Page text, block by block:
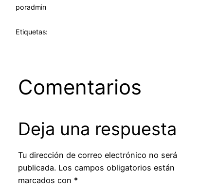
poradmin
Etiquetas:
Comentarios
Deja una respuesta
Tu dirección de correo electrónico no será
publicada. Los campos obligatorios están
marcados con *